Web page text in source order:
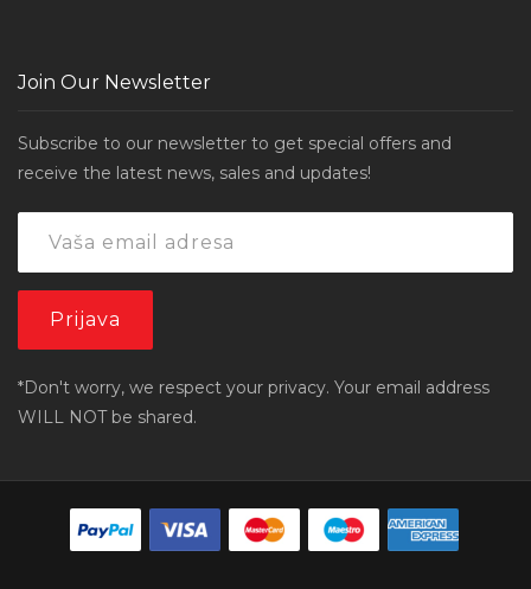
Join Our Newsletter
Subscribe to our newsletter to get special offers and
receive the latest news, sales and updates!
*Don't worry, we respect your privacy. Your email address
WILL NOT be shared.